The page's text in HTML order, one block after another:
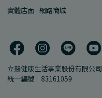
實體店面 網路商城
立赫健康生活事業股份有限公司
統一編號∣83161059